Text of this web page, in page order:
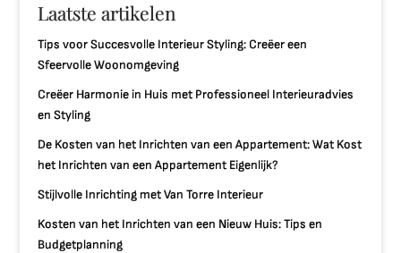
Laatste artikelen
Tips voor Succesvolle Interieur Styling: Creëer een
Sfeervolle Woonomgeving
Creëer Harmonie in Huis met Professioneel Interieuradvies
en Styling
De Kosten van het Inrichten van een Appartement: Wat Kost
het Inrichten van een Appartement Eigenlijk?
Stijlvolle Inrichting met Van Torre Interieur
Kosten van het Inrichten van een Nieuw Huis: Tips en
Budgetplanning